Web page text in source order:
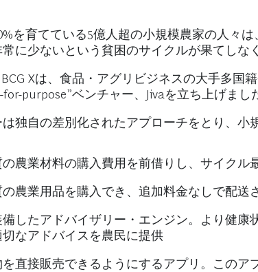
を育てている5億人超の小規模農家の人々
に少ないという貧困のサイクルが果てしな
BCG Xは、食品・アグリビジネスの大手多
purpose”ベンチャー、Jivaを立ち上げまし
独自の差別化されたアプローチをとり、小
農業材料の購入費用を前借りし、サイク
農業用品を購入でき、追加料金なしで配送
したアドバイザリー・エンジン。より健
なアドバイスを農民に提供
直接販売できるようにするアプリ。この